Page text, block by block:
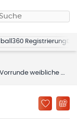
Suche
Registrierung
D (HR Bremen-Nordsee 2025/26)